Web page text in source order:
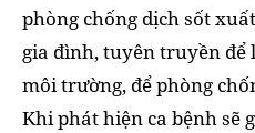
phòng chống dịch sốt
gia đình, tuyên truyền để
môi trường, để phòng
Khi phát hiện ca bệnh sẽ